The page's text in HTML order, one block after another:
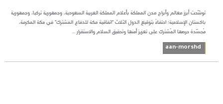
توشّحت أبرز معالم وأبراج مدن المملكة بأعلام المملكة العربية السعودية، وجمهورية تركيا، وجمهورية
باكستان الإسلامية؛ احتفاءً بتوقيع الدول الثلاث "اتفاقية مكة للدفاع المشترك" في مكة المكرمة،
مُجسّدة حرصها المُشترك على تعزيز أمنها وتحقيق السلام والاستقرار ...
aan-morshd